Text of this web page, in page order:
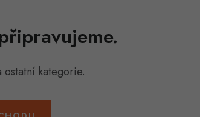
ostatní kategorie.